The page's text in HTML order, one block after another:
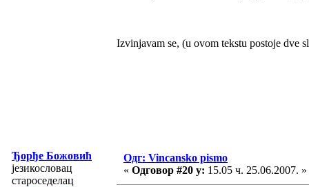
Izvinjavam se, (u ovom tekstu postoje dve
Ђорђе Божовић
језикословац
староседелац
Одг: Vincansko pismo
« Одговор #20 у: 15.05 ч. 25.06.2007. »